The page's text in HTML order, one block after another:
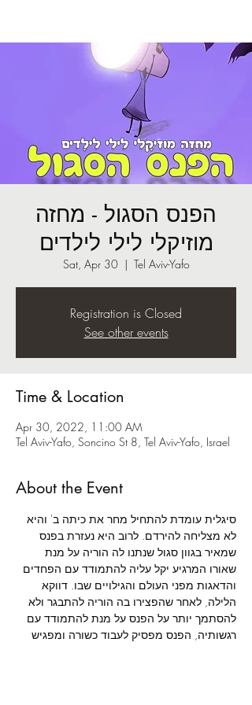
הפנס הסגול - מחזה
מוזיקלי לילי לילדים
Sat, Apr 30
  |
Tel Aviv-Yafo
Registration is Closed
See other events
Time & Location
Apr 30, 2022, 11:00 AM
Tel Aviv-Yafo, Soncino St 8, Tel Aviv-Yafo, Israel
About the Event
סיגלית עומדת להתחיל מחר את כיתה ב' והיא
לא מצליחה להירדם. לרוב היא נעזרת בפנס
שמאיר בגוון סגול שנתנו לה הוריה על מנת
שאורו המרגיע יקל עליה להתמודד עם הפחדים
והדאגות מפני העולם והגילויים שבו. דווקא
הלילה, לאחר שהפצירו בה הוריה להתבגר ולא
להסתמך יותר על הפנס על מנת להתמודד עם
רגשותיה, הפנס מפסיק לעבוד כשורה ומפגיש